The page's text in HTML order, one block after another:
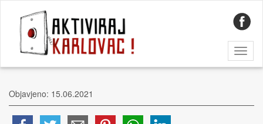
Objavjeno: 15.06.2021